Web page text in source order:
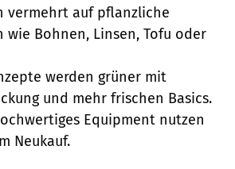
vermehrt auf pflanzliche
wie Bohnen, Linsen, Tofu oder
werden grüner mit
und mehr frischen Basics.
Equipment nutzen
Neukauf.